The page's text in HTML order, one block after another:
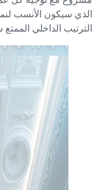
سيكون الأنسب لنمط
الداخلي الممتع